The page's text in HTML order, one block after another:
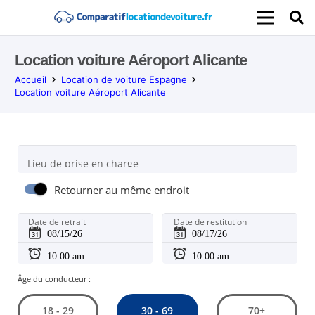
Location voiture Aéroport Alicante
Accueil
Location de voiture Espagne
Location voiture Aéroport Alicante
Lieu de prise en charge
Retourner au même endroit
Date de retrait Date de restitution
Âge du conducteur :
18 - 29 30 - 69 70+